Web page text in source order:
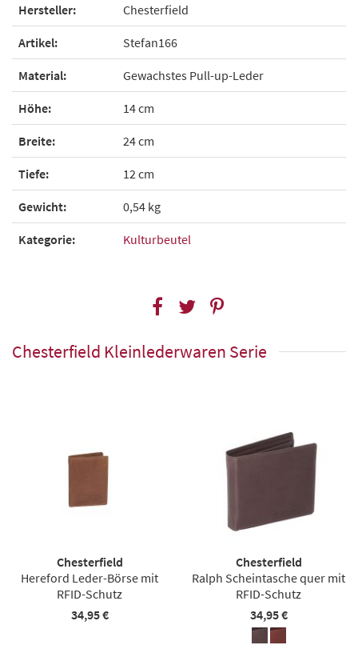
Hersteller: Chesterfield
Artikel: Stefan166
Material: Gewachstes Pull-up-Leder
Höhe: 14 cm
Breite: 24 cm
Tiefe: 12 cm
Gewicht: 0,54 kg
Kategorie: Kulturbeutel
Chesterfield Kleinlederwaren Serie
Chesterfield
Hereford Leder-Börse mit
RFID-Schutz
34,95 €
Chesterfield
Ralph Scheintasche quer mit
RFID-Schutz
34,95 €